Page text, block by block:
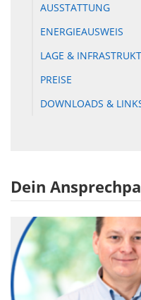
AUSSTATTUNG
ENERGIEAUSWEIS
LAGE &
PREISE
DOWNLOADS &
Dein